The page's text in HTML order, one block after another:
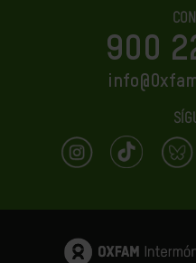
900